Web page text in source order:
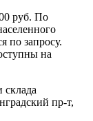
руб. По
по запросу.
на
склада
пр-т,